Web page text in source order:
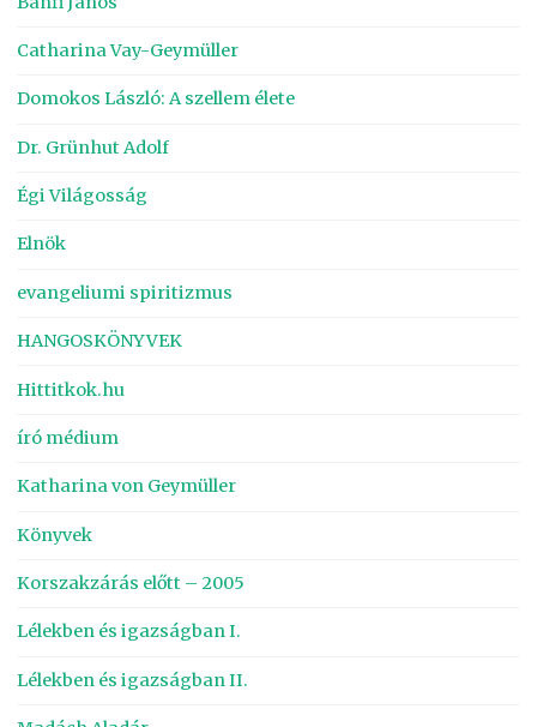
Catharina Vay-Geymüller
Domokos László: A szellem élete
Dr. Grünhut Adolf
Égi Világosság
Elnök
evangeliumi spiritizmus
HANGOSKÖNYVEK
Hittitkok.hu
író médium
Katharina von Geymüller
Könyvek
Korszakzárás előtt – 2005
Lélekben és igazságban I.
Lélekben és igazságban II.